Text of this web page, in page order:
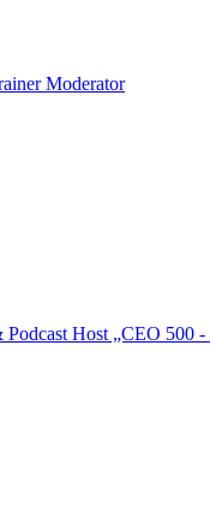
Moderator
Podcast Host „CEO 500